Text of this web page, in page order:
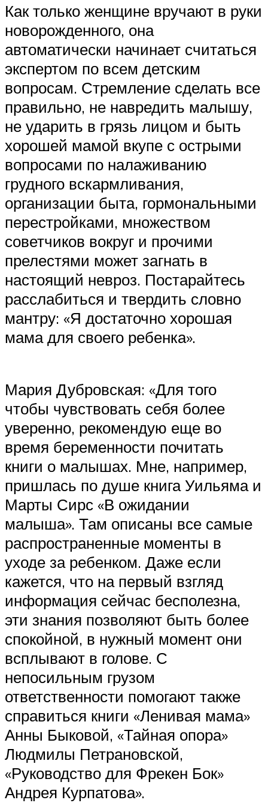
Как только женщине вручают в руки
новорожденного, она
автоматически начинает считаться
экспертом по всем детским
вопросам. Стремление сделать все
правильно, не навредить малышу,
не ударить в грязь лицом и быть
хорошей мамой вкупе с острыми
вопросами по налаживанию
грудного вскармливания,
организации быта, гормональными
перестройками, множеством
советчиков вокруг и прочими
прелестями может загнать в
настоящий невроз. Постарайтесь
расслабиться и твердить словно
мантру: «Я достаточно хорошая
мама для своего ребенка».
Мария Дубровская: «Для того
чтобы чувствовать себя более
уверенно, рекомендую еще во
время беременности почитать
книги о малышах. Мне, например,
пришлась по душе книга Уильяма и
Марты Сирс «В ожидании
малыша». Там описаны все самые
распространенные моменты в
уходе за ребенком. Даже если
кажется, что на первый взгляд
информация сейчас бесполезна,
эти знания позволяют быть более
спокойной, в нужный момент они
всплывают в голове. С
непосильным грузом
ответственности помогают также
справиться книги «Ленивая мама»
Анны Быковой, «Тайная опора»
Людмилы Петрановской,
«Руководство для Фрекен Бок»
Андрея Курпатова».